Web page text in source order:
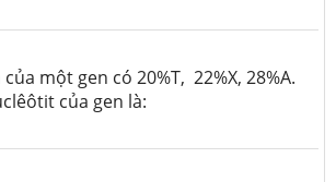
một gen có 20%T, 22%X, 28%A.
của gen là: